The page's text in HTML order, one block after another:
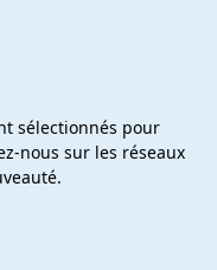
sélectionnés pour
nous sur les réseaux